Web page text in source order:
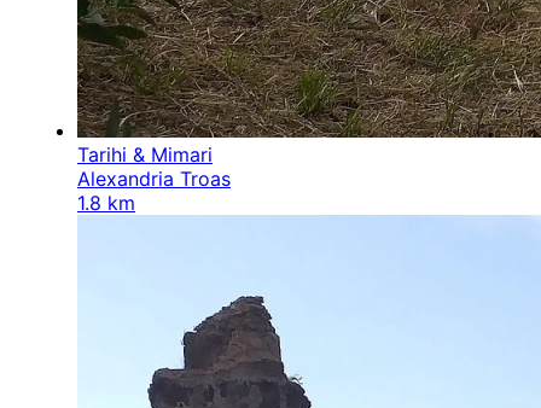
Tarihi & Mimari
Alexandria Troas
1.8 km